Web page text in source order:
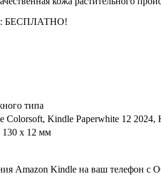
БЕСПЛАТНО!
типа
Colorsoft, Kindle Paperwhite 12 2024,
130 x 12 мм
Amazon Kindle на ваш телефон с